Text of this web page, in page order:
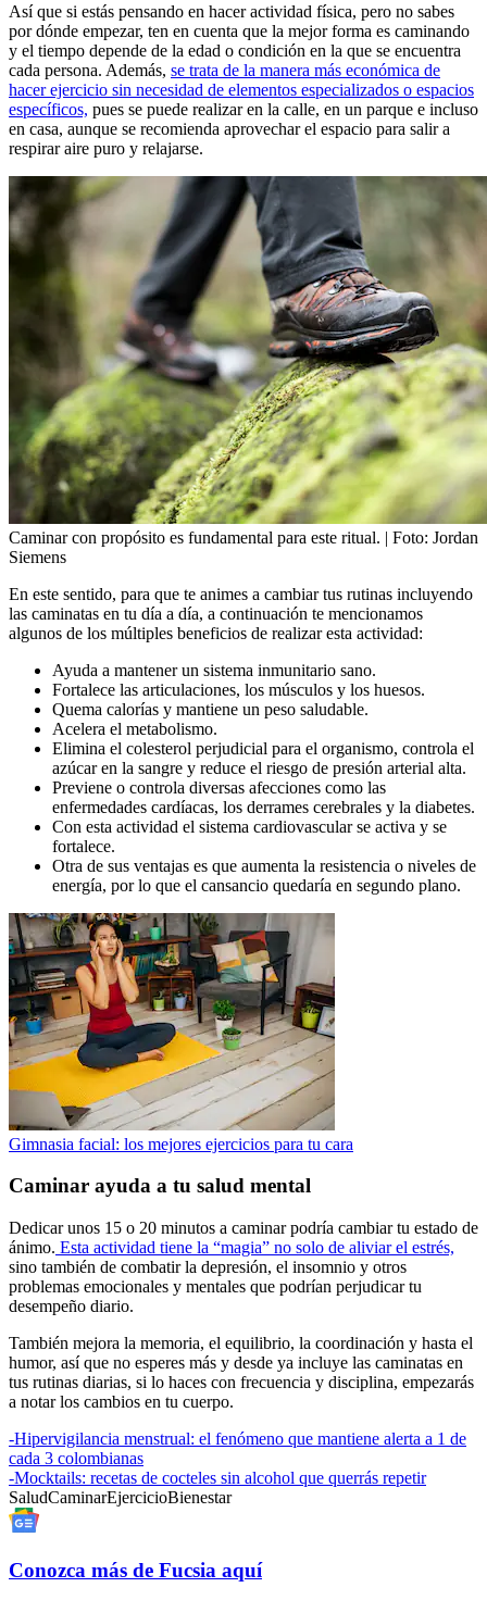
Así que si estás pensando en hacer actividad física, pero no sabes
por dónde empezar, ten en cuenta que la mejor forma es caminando
y el tiempo depende de la edad o condición en la que se encuentra
cada persona. Además, se trata de la manera más económica de
hacer ejercicio sin necesidad de elementos especializados o espacios
específicos, pues se puede realizar en la calle, en un parque e incluso
en casa, aunque se recomienda aprovechar el espacio para salir a
respirar aire puro y relajarse.
Caminar con propósito es fundamental para este ritual. | Foto: Jordan
Siemens
En este sentido, para que te animes a cambiar tus rutinas incluyendo
las caminatas en tu día a día, a continuación te mencionamos
algunos de los múltiples beneficios de realizar esta actividad:
Ayuda a mantener un sistema inmunitario sano.
Fortalece las articulaciones, los músculos y los huesos.
Quema calorías y mantiene un peso saludable.
Acelera el metabolismo.
Elimina el colesterol perjudicial para el organismo, controla el
azúcar en la sangre y reduce el riesgo de presión arterial alta.
Previene o controla diversas afecciones como las
enfermedades cardíacas, los derrames cerebrales y la diabetes.
Con esta actividad el sistema cardiovascular se activa y se
fortalece.
Otra de sus ventajas es que aumenta la resistencia o niveles de
energía, por lo que el cansancio quedaría en segundo plano.
Gimnasia facial: los mejores ejercicios para tu cara
Caminar ayuda a tu salud mental
Dedicar unos 15 o 20 minutos a caminar podría cambiar tu estado de
ánimo. Esta actividad tiene la “magia” no solo de aliviar el estrés,
sino también de combatir la depresión, el insomnio y otros
problemas emocionales y mentales que podrían perjudicar tu
desempeño diario.
También mejora la memoria, el equilibrio, la coordinación y hasta el
humor, así que no esperes más y desde ya incluye las caminatas en
tus rutinas diarias, si lo haces con frecuencia y disciplina, empezarás
a notar los cambios en tu cuerpo.
-Hipervigilancia menstrual: el fenómeno que mantiene alerta a 1 de
cada 3 colombianas
-Mocktails: recetas de cocteles sin alcohol que querrás repetir
SaludCaminarEjercicioBienestar
Conozca más de Fucsia aquí